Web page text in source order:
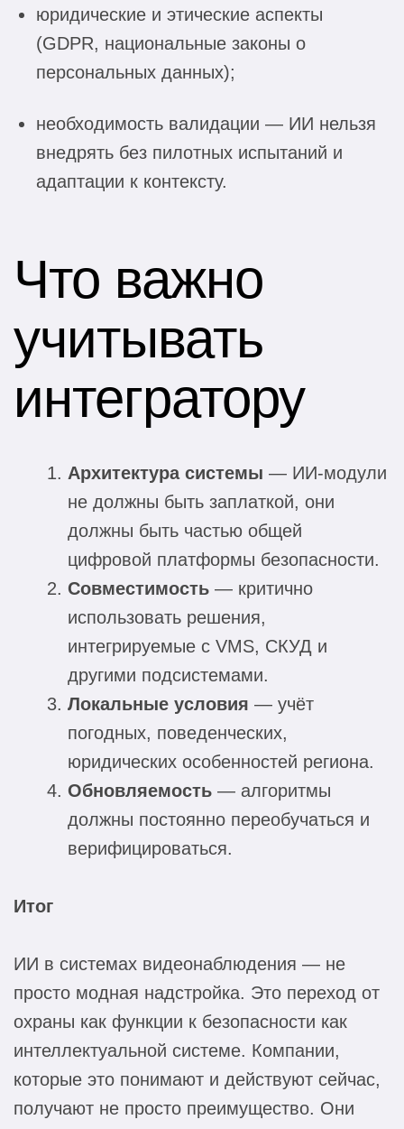
юридические и этические аспекты
(GDPR, национальные законы о
персональных данных);
необходимость валидации — ИИ нельзя
внедрять без пилотных испытаний и
адаптации к контексту.
Что важно
учитывать
интегратору
Архитектура системы — ИИ-модули
не должны быть заплаткой, они
должны быть частью общей
цифровой платформы безопасности.
Совместимость — критично
использовать решения,
интегрируемые с VMS, СКУД и
другими подсистемами.
Локальные условия — учёт
погодных, поведенческих,
юридических особенностей региона.
Обновляемость — алгоритмы
должны постоянно переобучаться и
верифицироваться.
Итог
ИИ в системах видеонаблюдения — не
просто модная надстройка. Это переход от
охраны как функции к безопасности как
интеллектуальной системе. Компании,
которые это понимают и действуют сейчас,
получают не просто преимущество. Они